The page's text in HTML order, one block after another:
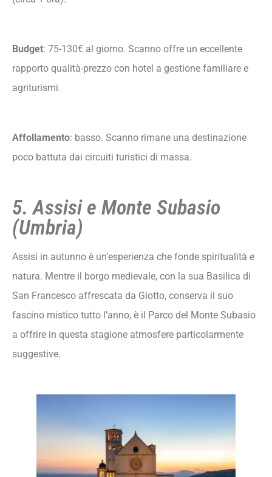
Budget: 75-130€ al giorno. Scanno offre un eccellente
rapporto qualità-prezzo con hotel a gestione familiare e
agriturismi.
Affollamento: basso. Scanno rimane una destinazione
poco battuta dai circuiti turistici di massa.
5. Assisi e Monte Subasio
(Umbria)
Assisi in autunno è un’esperienza che fonde spiritualità e
natura. Mentre il borgo medievale, con la sua Basilica di
San Francesco affrescata da Giotto, conserva il suo
fascino mistico tutto l’anno, è il Parco del Monte Subasio
a offrire in questa stagione atmosfere particolarmente
suggestive.